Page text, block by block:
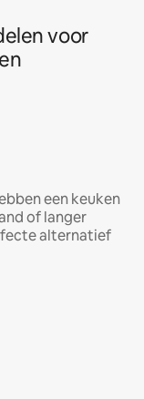
voor
een keuken
of langer
alternatief